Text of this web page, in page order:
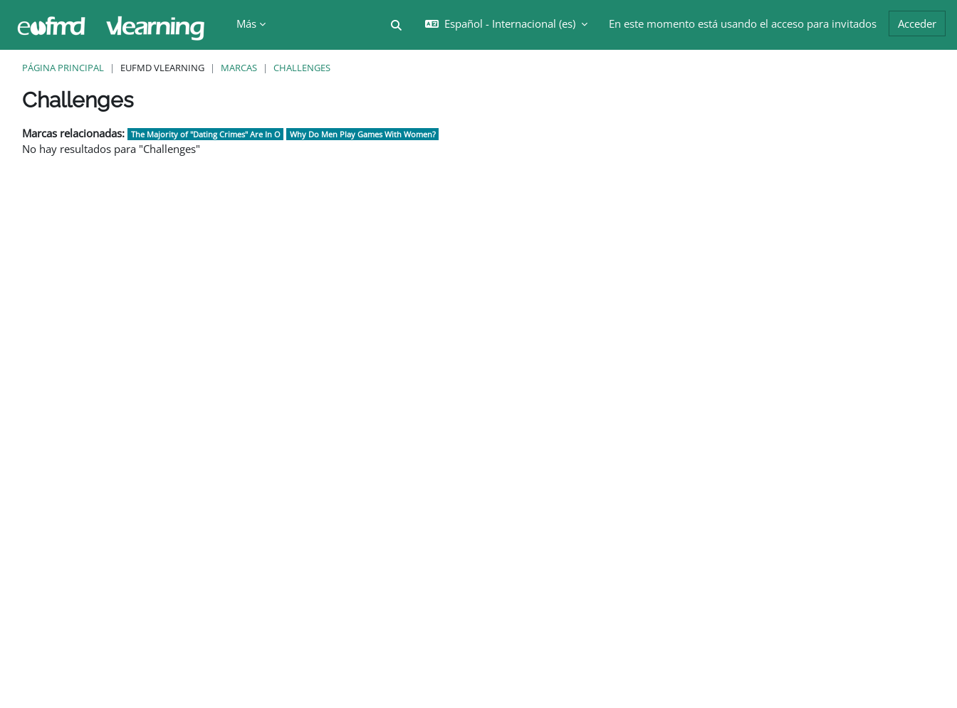
Más
Selector de búsqueda de entrada
Español - Internacional ‎(es)‎ En este momento está usando el acceso para invitados Acceder
PÁGINA PRINCIPAL EUFMD VLEARNING MARCAS CHALLENGES
Bloques
Bloques
Bloques
Bloques
Bloques
Challenges
Marcas relacionadas: The Majority of "Dating Crimes" Are In O Why Do Men Play Games With Women?
No hay resultados para "Challenges"